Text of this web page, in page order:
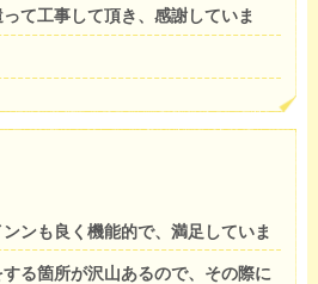
て工事して頂き、感謝していま
ンも良く機能的で、満足していま
る箇所が沢山あるので、その際に